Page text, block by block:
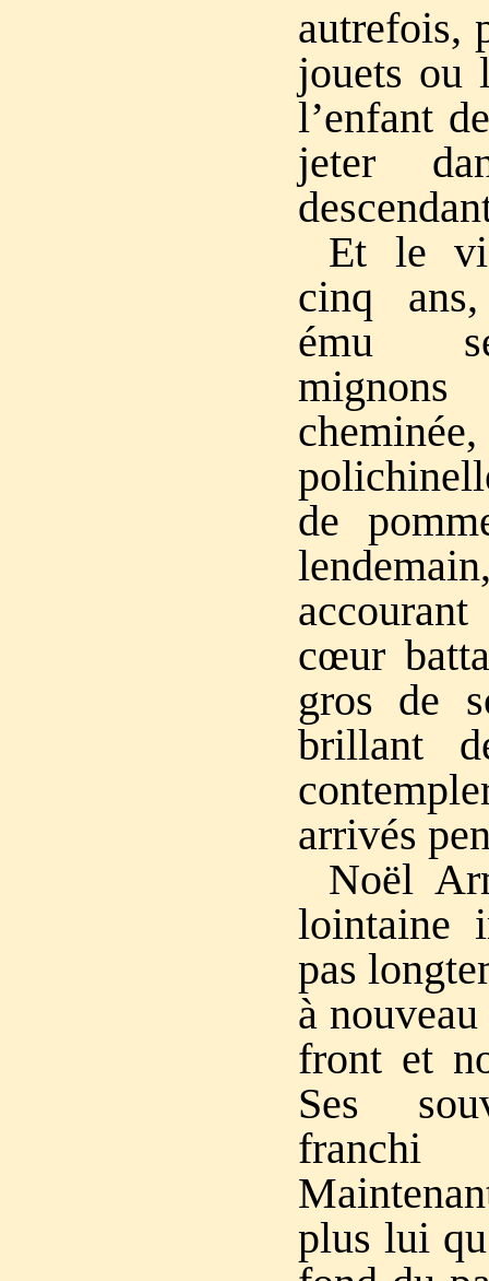
autrefois,
jouets ou
l’enfant
jeter
Et le
cinq
ému
de
cœur
gros de
brillant
arrivés
Noël
lointaine
pas
à
front et
Ses
plus lui